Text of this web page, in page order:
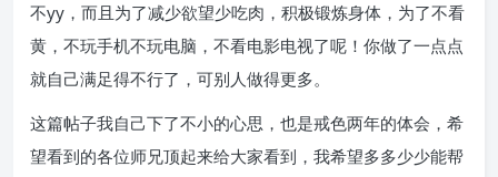
不yy，而且为了减少欲望少吃肉，积极锻炼身体，为了不看
黄，不玩手机不玩电脑，不看电影电视了呢！你做了一点点
就自己满足得不行了，可别人做得更多。
这篇帖子我自己下了不小的心思，也是戒色两年的体会，希
望看到的各位师兄顶起来给大家看到，我希望多多少少能帮